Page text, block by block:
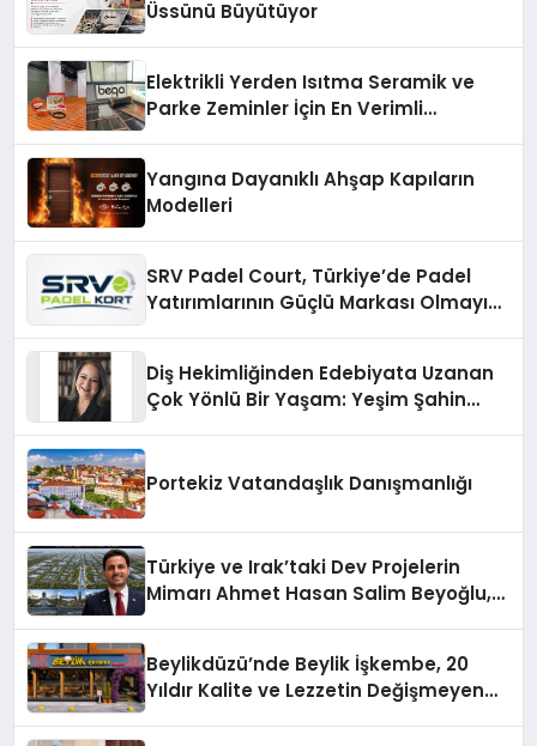
Üssünü Büyütüyor
Elektrikli Yerden Isıtma Seramik ve
Parke Zeminler İçin En Verimli
Yangına Dayanıklı Ahşap Kapıların
Modelleri
SRV Padel Court, Türkiye’de Padel
Yatırımlarının Güçlü Markası Olmayı
Diş Hekimliğinden Edebiyata Uzanan
Çok Yönlü Bir Yaşam: Yeşim Şahin
Portekiz Vatandaşlık Danışmanlığı
Türkiye ve Irak’taki Dev Projelerin
Mimarı Ahmet Hasan Salim Beyoğlu,
Hayata Geçirecek
Beylikdüzü’nde Beylik İşkembe, 20
Yıldır Kalite ve Lezzetin Değişmeyen